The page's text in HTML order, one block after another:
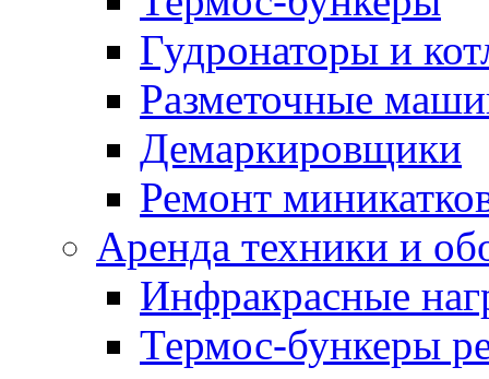
Гудронаторы и
Разметочные
Демаркировщики
Ремонт
Аренда техники и
Инфракрасные
Термос-бункеры